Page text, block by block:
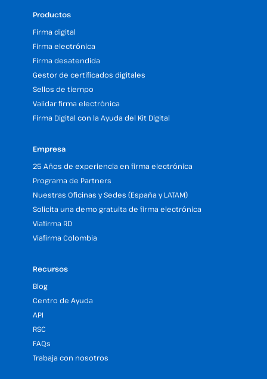
Productos
Firma digital
Firma electrónica
Firma desatendida
Gestor de certificados digitales
Sellos de tiempo
Validar firma electrónica
Firma Digital con la Ayuda del Kit Digital
Empresa
25 Años de experiencia en firma electrónica
Programa de Partners
Nuestras Oficinas y Sedes (España y LATAM)
Solicita una demo gratuita de firma electrónica
Viafirma RD
Viafirma Colombia
Recursos
Blog
Centro de Ayuda
API
RSC
FAQs
Trabaja con nosotros